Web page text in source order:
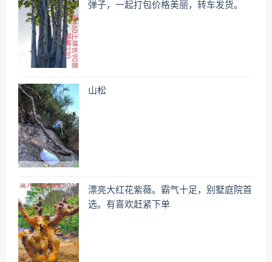
弹子，一起打包价格美丽，转车发货。
山松
漂亮大红花紫薇。霸气十足，别墅庭院首
选。有喜欢赶紧下单